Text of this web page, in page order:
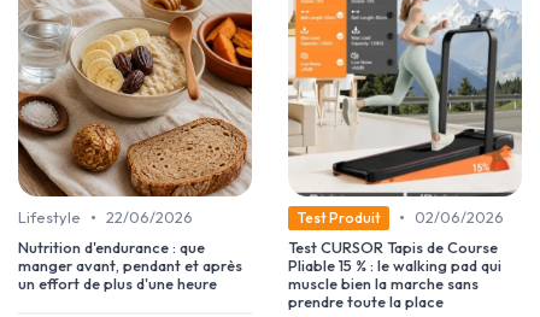
Lifestyle • 22/06/2026
Nutrition d'endurance : que
manger avant, pendant et après
un effort de plus d'une heure
Test Produit •
02/06/2026
Test CURSOR Tapis de Course
Pliable 15 % : le walking pad qui
muscle bien la marche sans
prendre toute la place